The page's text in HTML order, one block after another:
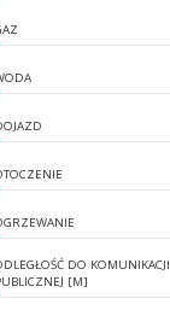
DO KOMUNIKACJI
[M]